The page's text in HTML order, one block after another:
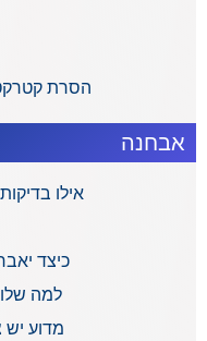
הסרת
אבחנה
אילו
כיצד
למה
מדוע יש